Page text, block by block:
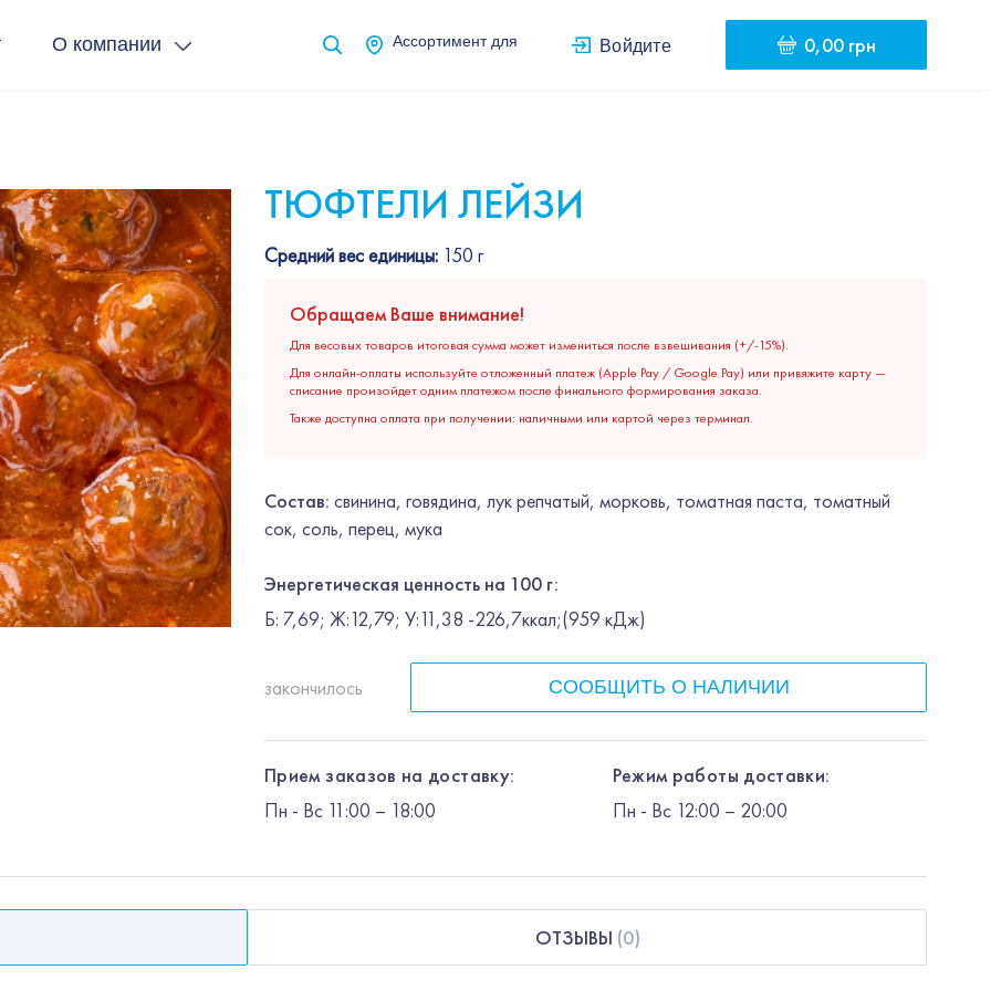
О компании Ассортимент для Войдите 0,00 грн
ТЮФТЕЛИ ЛЕЙЗИ
Средний вес единицы: 150 г
Обращаем Ваше внимание!
Для весовых товаров итоговая сумма может измениться после взвешивания (+/-15%).
Для онлайн-оплаты используйте отложенный платеж (Apple Pay / Google Pay) или привяжите карту —
списание произойдет одним платежом после финального формирования заказа.
Также доступна оплата при получении: наличными или картой через терминал.
Состав: свинина, говядина, лук репчатый, морковь, томатная паста, томатный
сок, соль, перец, мука
Энергетическая ценность на 100 г:
Б: 7,69; Ж:12,79; У:11,38 -226,7ккал;(959 кДж)
закончилось СООБЩИТЬ О НАЛИЧИИ
Прием заказов на доставку:
Пн - Вс 11:00 – 18:00
Режим работы доставки:
Пн - Вс 12:00 – 20:00
ОТЗЫВЫ (0)